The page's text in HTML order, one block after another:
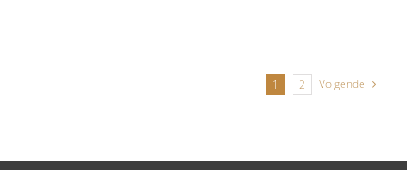
1 2 Volgende